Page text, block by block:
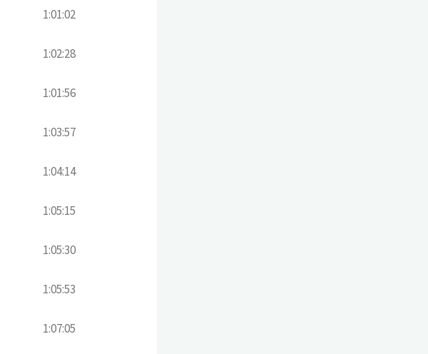
1:01:02
1:02:28
1:01:56
1:03:57
1:04:14
1:05:15
1:05:30
1:05:53
1:07:05